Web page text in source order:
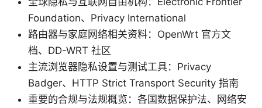
Foundation、Privacy International
路由器与家庭网络相关资料：OpenWrt 官方文
档、DD-WRT 社区
主流浏览器隐私设置与测试工具：Privacy
Badger、HTTP Strict Transport Security 指南
重要的合规与法规概览：各国数据保护法、网络安